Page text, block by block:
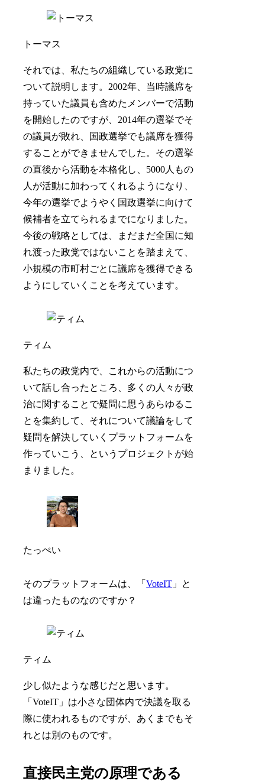
トーマス
それでは、私たちの組織している政党に
ついて説明します。2002年、当時議席を
持っていた議員も含めたメンバーで活動
を開始したのですが、2014年の選挙でそ
の議員が敗れ、国政選挙でも議席を獲得
することができませんでした。その選挙
の直後から活動を本格化し、5000人もの
人が活動に加わってくれるようになり、
今年の選挙でようやく国政選挙に向けて
候補者を立てられるまでになりました。
今後の戦略としては、まだまだ全国に知
れ渡った政党ではないことを踏まえて、
小規模の市町村ごとに議席を獲得できる
ようにしていくことを考えています。
ティム
私たちの政党内で、これからの活動につ
いて話し合ったところ、多くの人々が政
治に関することで疑問に思うあらゆるこ
とを集約して、それについて議論をして
疑問を解決していくプラットフォームを
作っていこう、というプロジェクトが始
まりました。
たっぺい
そのプラットフォームは、「VoteIT 」と
は違ったものなのですか？
ティム
少し似たような感じだと思います。
「VoteIT」は小さな団体内で決議を取る
際に使われるものですが、あくまでもそ
れとは別のものです。
直接民主党の原理である